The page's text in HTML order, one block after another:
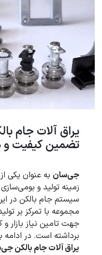
یراق‌ آلات جام
تضمین کیفیت و
جی‌سان به عنوان یکی
زمینه تولید و
سیستم‌ جام بالکن در
مجموعه با تمرکز بر
جهت تامین نیاز بازار
برداشته است. در
یراق آلات جام بالکن